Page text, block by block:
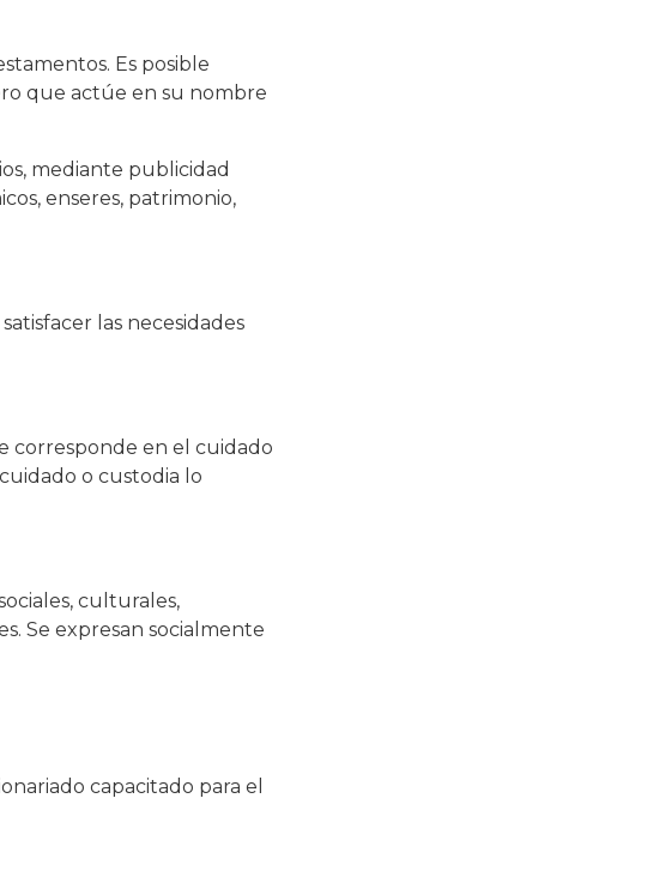
Es posible
que actúe en su nombre
mediante publicidad
enseres, patrimonio,
las necesidades
corresponde en el cuidado
o custodia lo
culturales,
Se expresan socialmente
capacitado para el